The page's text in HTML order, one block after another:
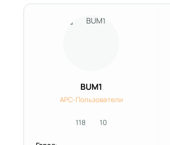
BUM1
APC-Пользователи
118сообщения
10Репутация